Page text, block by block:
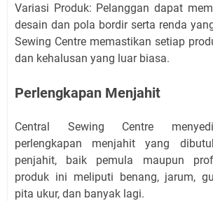
Variasi Produk: Pelanggan dapat
desain dan pola bordir serta renda
Sewing Centre memastikan setiap
dan kehalusan yang luar biasa.
Perlengkapan Menjahit
Central Sewing Centre
perlengkapan menjahit yang
penjahit, baik pemula maupun
produk ini meliputi benang, jarum,
pita ukur, dan banyak lagi.